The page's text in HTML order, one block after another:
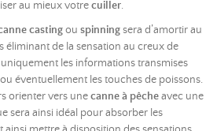
au mieux votrecuiller.
castingou spinningsera d’amortir au
éliminant de la sensation au creux de
les informations transmises
éventuellement les touches de poissons.
orienter vers unecanne à pêcheavec une
sera ainsi idéal pour absorber les